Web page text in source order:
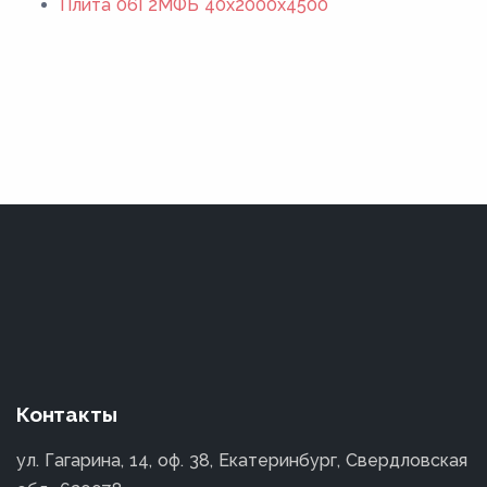
Плита 06Г2МФБ 40x2000x4500
Контакты
ул. Гагарина, 14, оф. 38, Екатеринбург, Свердловская